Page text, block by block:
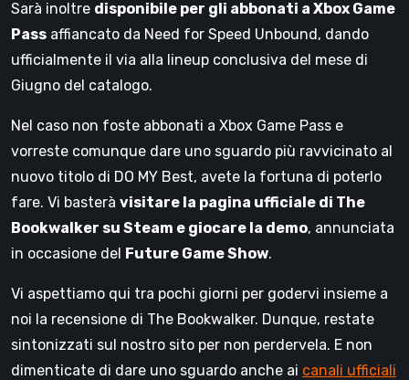
Sarà inoltre disponibile per gli abbonati a Xbox Game
Pass affiancato da Need for Speed Unbound, dando
ufficialmente il via alla lineup conclusiva del mese di
Giugno del catalogo.
Nel caso non foste abbonati a Xbox Game Pass e
vorreste comunque dare uno sguardo più ravvicinato al
nuovo titolo di DO MY Best, avete la fortuna di poterlo
fare. Vi basterà visitare la pagina ufficiale di The
Bookwalker su Steam e giocare la demo, annunciata
in occasione del Future Game Show.
Vi aspettiamo qui tra pochi giorni per godervi insieme a
noi la recensione di The Bookwalker. Dunque, restate
sintonizzati sul nostro sito per non perdervela. E non
dimenticate di dare uno sguardo anche ai canali ufficiali